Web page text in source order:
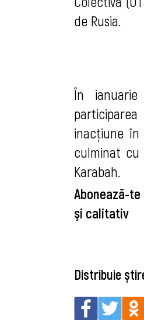
de Rusia.
În
inacţiune
culminat cu
Karabah.
Abonează-
şi calitativ
Distribuie